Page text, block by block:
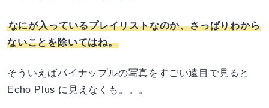
なにが入っているプレイリストなのか、さっぱりわから
ないことを除いてはね。
そういえばパイナップルの写真をすごい遠目で見ると
Echo Plus に見えなくも。。。